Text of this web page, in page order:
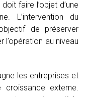
faire l’objet d’une
L’intervention du
de préserver
l’opération au niveau
les entreprises et
externe.